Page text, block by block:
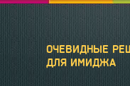
ОЧЕВИДНЫЕ
ДЛЯ ИМИДЖА